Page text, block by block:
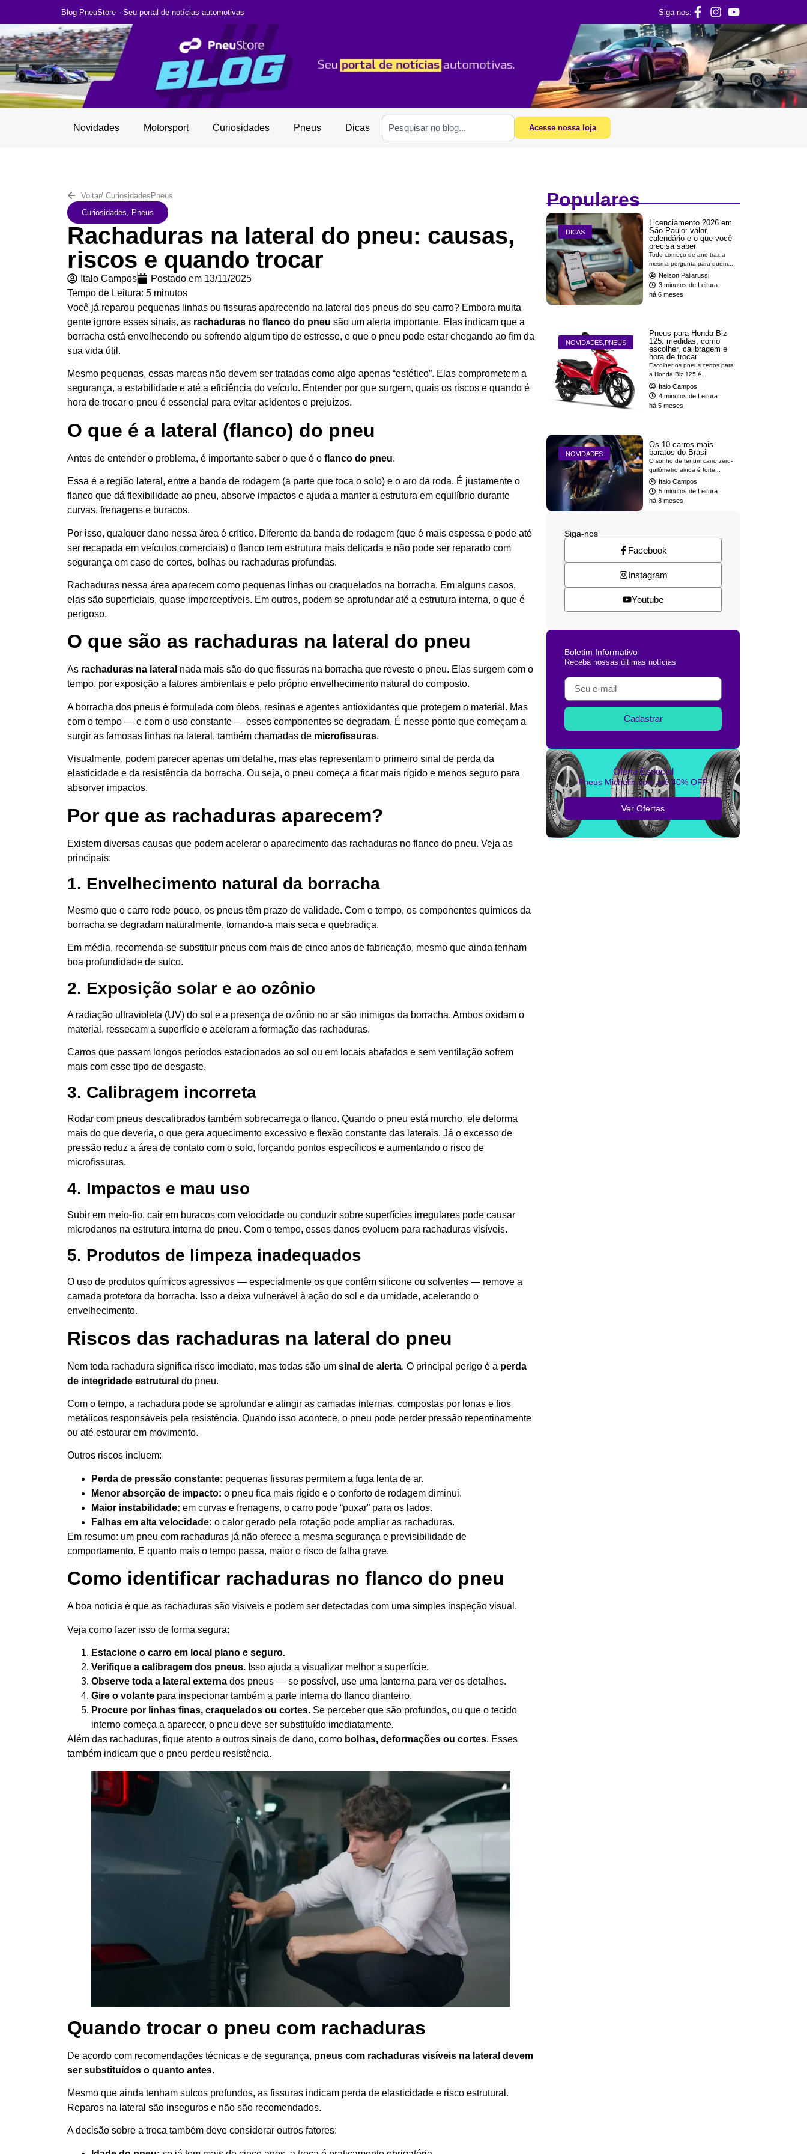
Blog PneuStore - Seu portal de notícias automotivas Siga-nos:
Novidades Motorsport Curiosidades Pneus Dicas Acesse nossa loja
Voltar/ Curiosidades Pneus
Curiosidades
Pneus
Rachaduras na lateral do pneu: causas,
riscos e quando trocar
Italo Campos Postado em 13/11/2025
Tempo de Leitura: 5 minutos
Você já reparou pequenas linhas ou fissuras aparecendo na lateral dos pneus do seu carro? Embora muita
gente ignore esses sinais, as rachaduras no flanco do pneu são um alerta importante. Elas indicam que a
borracha está envelhecendo ou sofrendo algum tipo de estresse, e que o pneu pode estar chegando ao fim da
sua vida útil.
Mesmo pequenas, essas marcas não devem ser tratadas como algo apenas “estético”. Elas comprometem a
segurança, a estabilidade e até a eficiência do veículo. Entender por que surgem, quais os riscos e quando é
hora de trocar o pneu é essencial para evitar acidentes e prejuízos.
O que é a lateral (flanco) do pneu
Antes de entender o problema, é importante saber o que é o flanco do pneu.
Essa é a região lateral, entre a banda de rodagem (a parte que toca o solo) e o aro da roda. É justamente o
flanco que dá flexibilidade ao pneu, absorve impactos e ajuda a manter a estrutura em equilíbrio durante
curvas, frenagens e buracos.
Por isso, qualquer dano nessa área é crítico. Diferente da banda de rodagem (que é mais espessa e pode até
ser recapada em veículos comerciais) o flanco tem estrutura mais delicada e não pode ser reparado com
segurança em caso de cortes, bolhas ou rachaduras profundas.
Rachaduras nessa área aparecem como pequenas linhas ou craquelados na borracha. Em alguns casos,
elas são superficiais, quase imperceptíveis. Em outros, podem se aprofundar até a estrutura interna, o que é
perigoso.
O que são as rachaduras na lateral do pneu
As rachaduras na lateral nada mais são do que fissuras na borracha que reveste o pneu. Elas surgem com o
tempo, por exposição a fatores ambientais e pelo próprio envelhecimento natural do composto.
A borracha dos pneus é formulada com óleos, resinas e agentes antioxidantes que protegem o material. Mas
com o tempo — e com o uso constante — esses componentes se degradam. É nesse ponto que começam a
surgir as famosas linhas na lateral, também chamadas de microfissuras.
Visualmente, podem parecer apenas um detalhe, mas elas representam o primeiro sinal de perda da
elasticidade e da resistência da borracha. Ou seja, o pneu começa a ficar mais rígido e menos seguro para
absorver impactos.
Por que as rachaduras aparecem?
Existem diversas causas que podem acelerar o aparecimento das rachaduras no flanco do pneu. Veja as
principais:
1. Envelhecimento natural da borracha
Mesmo que o carro rode pouco, os pneus têm prazo de validade. Com o tempo, os componentes químicos da
borracha se degradam naturalmente, tornando-a mais seca e quebradiça.
Em média, recomenda-se substituir pneus com mais de cinco anos de fabricação, mesmo que ainda tenham
boa profundidade de sulco.
2. Exposição solar e ao ozônio
A radiação ultravioleta (UV) do sol e a presença de ozônio no ar são inimigos da borracha. Ambos oxidam o
material, ressecam a superfície e aceleram a formação das rachaduras.
Carros que passam longos períodos estacionados ao sol ou em locais abafados e sem ventilação sofrem
mais com esse tipo de desgaste.
3. Calibragem incorreta
Rodar com pneus descalibrados também sobrecarrega o flanco. Quando o pneu está murcho, ele deforma
mais do que deveria, o que gera aquecimento excessivo e flexão constante das laterais. Já o excesso de
pressão reduz a área de contato com o solo, forçando pontos específicos e aumentando o risco de
microfissuras.
4. Impactos e mau uso
Subir em meio-fio, cair em buracos com velocidade ou conduzir sobre superfícies irregulares pode causar
microdanos na estrutura interna do pneu. Com o tempo, esses danos evoluem para rachaduras visíveis.
5. Produtos de limpeza inadequados
O uso de produtos químicos agressivos — especialmente os que contêm silicone ou solventes — remove a
camada protetora da borracha. Isso a deixa vulnerável à ação do sol e da umidade, acelerando o
envelhecimento.
Riscos das rachaduras na lateral do pneu
Nem toda rachadura significa risco imediato, mas todas são um sinal de alerta. O principal perigo é a perda
de integridade estrutural do pneu.
Com o tempo, a rachadura pode se aprofundar e atingir as camadas internas, compostas por lonas e fios
metálicos responsáveis pela resistência. Quando isso acontece, o pneu pode perder pressão repentinamente
ou até estourar em movimento.
Outros riscos incluem:
Perda de pressão constante: pequenas fissuras permitem a fuga lenta de ar.
Menor absorção de impacto: o pneu fica mais rígido e o conforto de rodagem diminui.
Maior instabilidade: em curvas e frenagens, o carro pode “puxar” para os lados.
Falhas em alta velocidade: o calor gerado pela rotação pode ampliar as rachaduras.
Em resumo: um pneu com rachaduras já não oferece a mesma segurança e previsibilidade de
comportamento. E quanto mais o tempo passa, maior o risco de falha grave.
Como identificar rachaduras no flanco do pneu
A boa notícia é que as rachaduras são visíveis e podem ser detectadas com uma simples inspeção visual.
Veja como fazer isso de forma segura:
Estacione o carro em local plano e seguro.
Verifique a calibragem dos pneus. Isso ajuda a visualizar melhor a superfície.
Observe toda a lateral externa dos pneus — se possível, use uma lanterna para ver os detalhes.
Gire o volante para inspecionar também a parte interna do flanco dianteiro.
Procure por linhas finas, craquelados ou cortes. Se perceber que são profundos, ou que o tecido
interno começa a aparecer, o pneu deve ser substituído imediatamente.
Além das rachaduras, fique atento a outros sinais de dano, como bolhas, deformações ou cortes. Esses
também indicam que o pneu perdeu resistência.
Quando trocar o pneu com rachaduras
De acordo com recomendações técnicas e de segurança, pneus com rachaduras visíveis na lateral devem
ser substituídos o quanto antes.
Mesmo que ainda tenham sulcos profundos, as fissuras indicam perda de elasticidade e risco estrutural.
Reparos na lateral são inseguros e não são recomendados.
A decisão sobre a troca também deve considerar outros fatores:
Populares
DICAS
Licenciamento 2026 em
São Paulo: valor,
calendário e o que você
precisa saber
Todo começo de ano traz a
mesma pergunta para quem...
Nelson Paliarussi
3 minutos de Leitura
há 6 meses
NOVIDADES PNEUS
Pneus para Honda Biz
125: medidas, como
escolher, calibragem e
hora de trocar
Escolher os pneus certos para
a Honda Biz 125 é...
Italo Campos
4 minutos de Leitura
há 5 meses
NOVIDADES
Os 10 carros mais
baratos do Brasil
O sonho de ter um carro zero-
quilômetro ainda é forte...
Italo Campos
5 minutos de Leitura
há 8 meses
Siga-nos
Facebook
Instagram
Youtube
Boletim Informativo
Receba nossas últimas notícias
Cadastrar
Oferta Especial
Pneus Michelin com até 40% OFF
Ver Ofertas